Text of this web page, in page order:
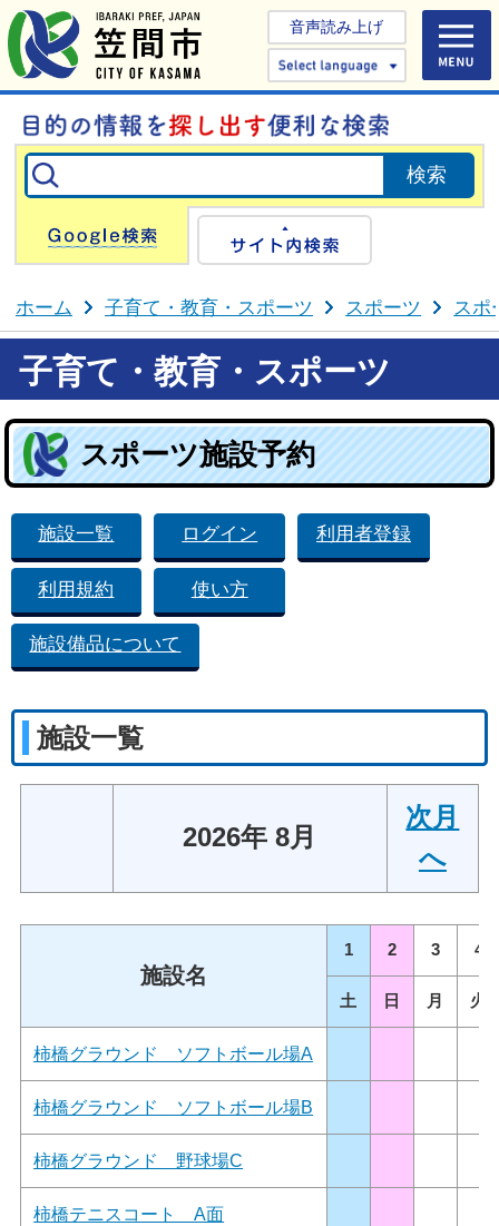
音声読み上げ
Select
Google検索
ホーム 子育て・教育・スポーツ スポーツ スポ
子育て・教育・スポーツ
スポーツ施設予約
施設一覧 ログイン 利用者登録
利用規約 使い方
施設備品について
施設一覧
2026年 8月
次月
へ
施設名
1 2 3 4
土 日 月 火
柿橋グラウンド ソフトボール場A
柿橋グラウンド ソフトボール場B
柿橋グラウンド 野球場C
柿橋テニスコート A面